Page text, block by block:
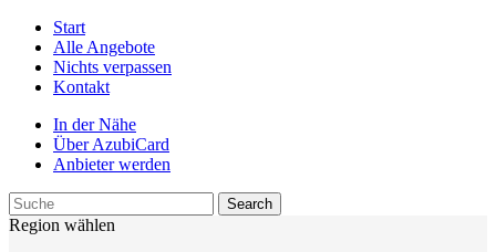
Start
Alle Angebote
Nichts verpassen
Kontakt
In der Nähe
Über AzubiCard
Anbieter werden
Region wählen